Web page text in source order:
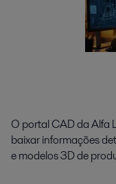
O portal CAD da Alfa
baixar informações
e modelos 3D de